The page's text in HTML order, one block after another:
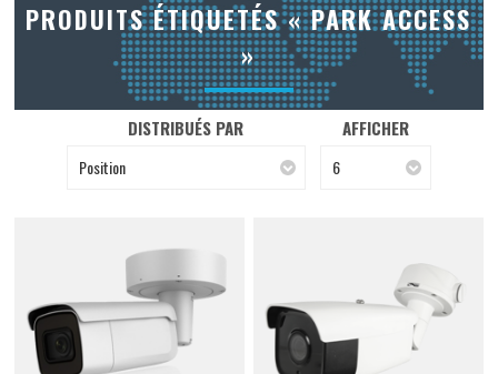
PRODUITS ÉTIQUETÉS « PARK ACCESS
»
DISTRIBUÉS PAR
Position
AFFICHER
6